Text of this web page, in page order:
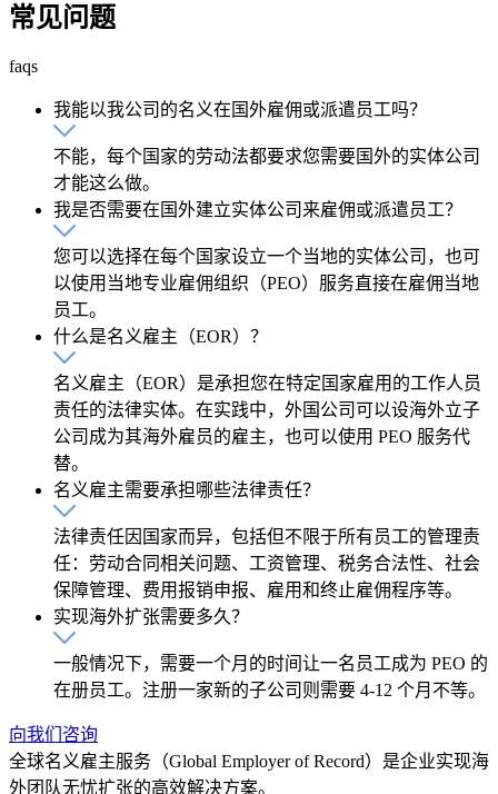
常见问题
faqs
我能以我公司的名义在国外雇佣或派遣员工吗？
不能，每个国家的劳动法都要求您需要国外的实体公司
才能这么做。
我是否需要在国外建立实体公司来雇佣或派遣员工？
您可以选择在每个国家设立一个当地的实体公司，也可
以使用当地专业雇佣组织（PEO）服务直接在雇佣当地
员工。
什么是名义雇主（EOR）？
名义雇主（EOR）是承担您在特定国家雇用的工作人员
责任的法律实体。在实践中，外国公司可以设海外立子
公司成为其海外雇员的雇主，也可以使用 PEO 服务代
替。
名义雇主需要承担哪些法律责任？
法律责任因国家而异，包括但不限于所有员工的管理责
任：劳动合同相关问题、工资管理、税务合法性、社会
保障管理、费用报销申报、雇用和终止雇佣程序等。
实现海外扩张需要多久？
一般情况下，需要一个月的时间让一名员工成为 PEO 的
在册员工。注册一家新的子公司则需要 4-12 个月不等。
向我们咨询
全球名义雇主服务（Global Employer of Record）是企业实现海
外团队无忧扩张的高效解决方案。